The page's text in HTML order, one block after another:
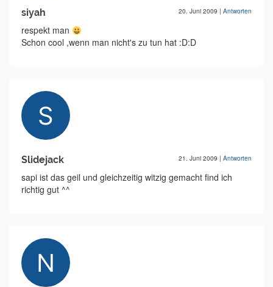
siyah 20. Juni 2009 | Antworten
respekt man
Schon cool ,wenn man nicht's zu tun hat :D:D
Slidejack 21. Juni 2009 | Antworten
sapi ist das geil und gleichzeitig witzig gemacht find ich
richtig gut ^^